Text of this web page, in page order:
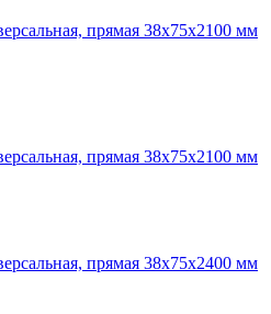
прямая 38х75х2100 мм
прямая 38х75х2100 мм
прямая 38х75х2400 мм